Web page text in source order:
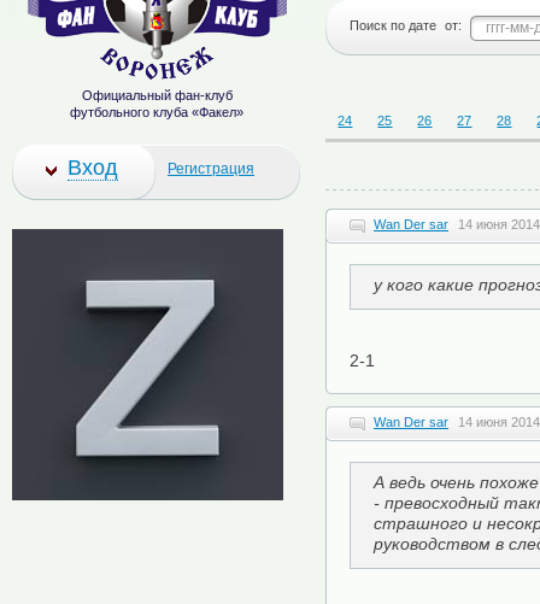
Поиск по дате от:
24 25 26 27 28
Wan Der sar 14 июня
у кого какие
2-1
Wan Der sar 14 июня
А ведь очень
- превосходный
страшного и
руководством в
Официальный фан-клуб
футбольного клуба «Факел»
Вход Регистрация